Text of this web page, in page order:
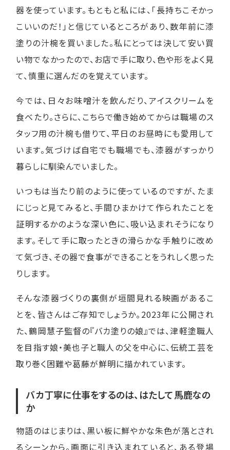
器を使っています。もともと私には、「長持ちこそかっ
こいいのだ！」と信じているところがあり、数年前に漆
塗りの汁椀を買いました。私にとっては決して安い買
い物でなかったので、お店で手に取り、色や形をよく見
て、慎重に選んだのを覚えています。
今では、日々お味噌汁を飲んだり、アイスクリームを
食べたり。さらに、こちらで働き始めてからは職場のス
タッフ用の汁椀も借りて、平日のお昼時にも愛用して
います。気づけば自宅でも職場でも、漆器がすっかり
暮らしに馴染んでいました。
いつもは当たり前のように使っているのですが、たま
にじっと見てみると、手間ひまかけて作られたことを
証明するかのような深い色に、吸い込まれそうになり
ます。そして手に取ったときの滑らかな手触りに改め
て気づき、その器で食事ができることをうれしく思った
りします。
そんな漆器づくりの裏側が垣間見れる映画があるこ
とを、皆さんはご存知でしょうか。2023年に公開され
た、鶴岡慧子監督の『バカ塗りの娘』では、津軽塗職人
を目指す娘・美也子と職人の父を中心に、伝統工芸を
取り巻く困難や葛藤が鮮明に描かれています。
バカ丁寧に仕事をするのは、はたして馬鹿なの
か
物語のはじまりは、黒い板に鮮やかな朱色が落とされ
るシーンから。画面に引き込まれていると、ある登場